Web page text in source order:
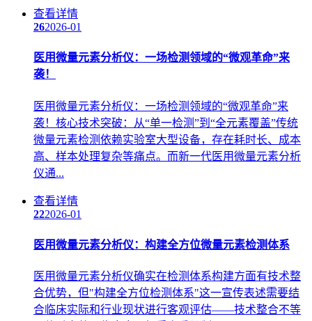
查看详情
262026-01
医用微量元素分析仪：一场检测领域的“微观革命”来
袭！
医用微量元素分析仪：一场检测领域的“微观革命”来
袭！核心技术突破：从“单一检测”到“全元素覆盖”传统
微量元素检测依赖实验室大型设备，存在耗时长、成本
高、样本处理复杂等痛点。而新一代医用微量元素分析
仪通...
查看详情
222026-01
医用微量元素分析仪：构建全方位微量元素检测体系
医用微量元素分析仪确实在检测体系构建方面有技术整
合优势，但"构建全方位检测体系"这一宣传表述需要结
合临床实际和行业现状进行客观评估——技术整合不等